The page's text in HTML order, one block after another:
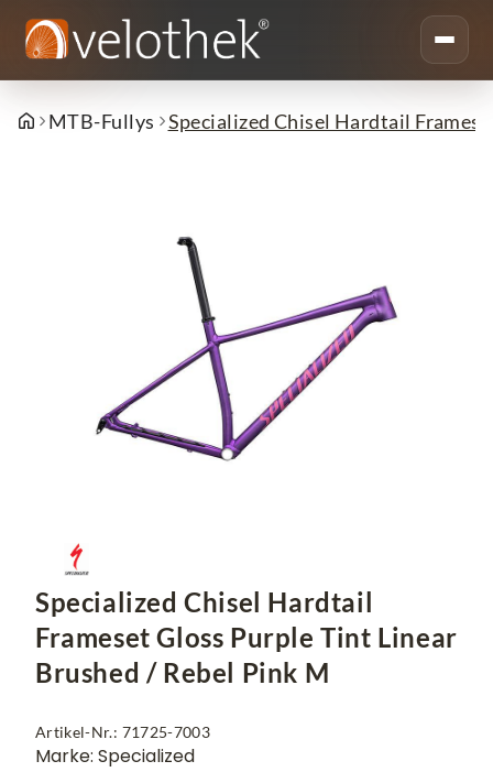
MTB-Fullys Specialized Chisel Hardtail
Specialized Chisel Hardtail
Frameset Gloss Purple Tint Linear
Brushed / Rebel Pink M
Artikel-Nr.: 71725-7003
Marke: Specialized